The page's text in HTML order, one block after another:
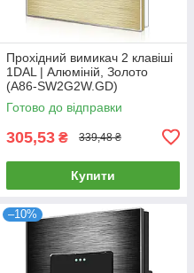
Прохідний вимикач 2 клавіші
1DAL | Алюміній, Золото
(A86-SW2G2W.GD)
Готово до відправки
305,53 ₴ 339,48 ₴
Купити
–10%